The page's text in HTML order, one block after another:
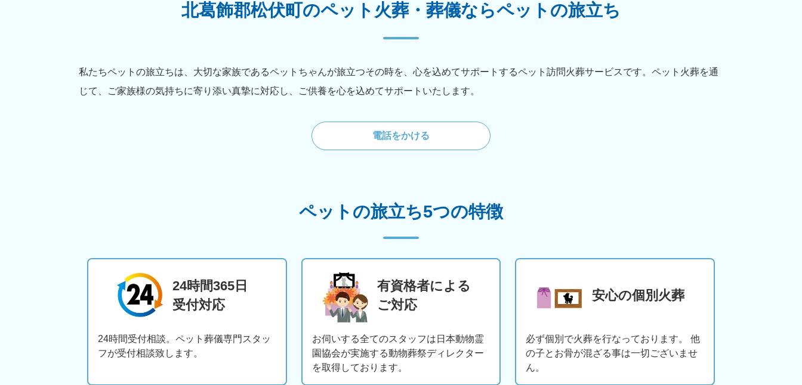
北葛飾郡松伏町のペット火葬・葬儀ならペットの旅立ち
私たちペットの旅立ちは、大切な家族であるペットちゃんが旅立つその時を、心を込めてサポートするペット訪問火葬サービスです。ペット火葬を通
じて、ご家族様の気持ちに寄り添い真摯に対応し、ご供養を心を込めてサポートいたします。
電話をかける
ペットの旅立ち5つの特徴
24時間365日
受付対応
24時間受付相談。ペット葬儀専門スタッ
フが受付相談致します。
有資格者による
ご対応
お伺いする全てのスタッフは日本動物霊
園協会が実施する動物葬祭ディレクター
を取得しております。
安心の個別火葬
必ず個別で火葬を行なっております。 他
の子とお骨が混ざる事は一切ございませ
ん。